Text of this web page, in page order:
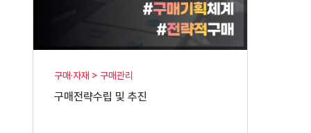
구매·자재 > 구매관리
구매전략수립 및 추진